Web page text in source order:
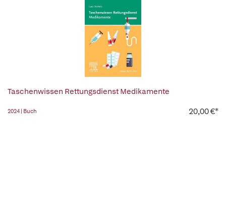
Taschenwissen Rettungsdienst Medikamente
2024 | Buch 20,00 €*